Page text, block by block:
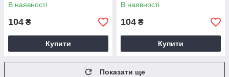
В наявності
104 ₴
Купити
В наявності
104 ₴
Купити
Показати ще